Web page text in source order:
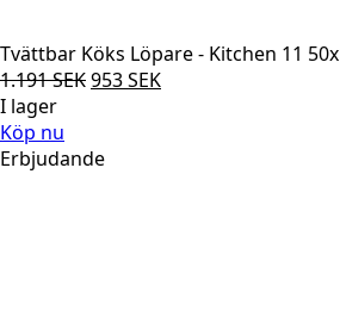
Tvättbar Köks Löpare - Kitchen 11
1.191SEKDet
var:
953SEKDet
I lager
Köp nu
Erbjudande